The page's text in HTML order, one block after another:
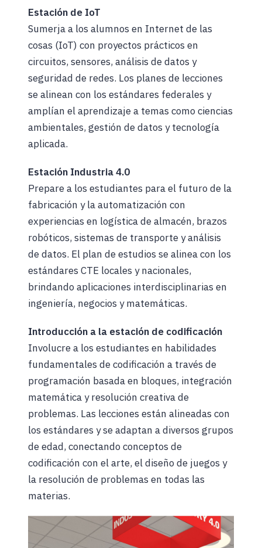
Estación de IoT
Sumerja a los alumnos en Internet de las
cosas (IoT) con proyectos prácticos en
circuitos, sensores, análisis de datos y
seguridad de redes. Los planes de lecciones
se alinean con los estándares federales y
amplían el aprendizaje a temas como ciencias
ambientales, gestión de datos y tecnología
aplicada.
Estación Industria 4.0
Prepare a los estudiantes para el futuro de la
fabricación y la automatización con
experiencias en logística de almacén, brazos
robóticos, sistemas de transporte y análisis
de datos. El plan de estudios se alinea con los
estándares CTE locales y nacionales,
brindando aplicaciones interdisciplinarias en
ingeniería, negocios y matemáticas.
Introducción a la estación de codificación
Involucre a los estudiantes en habilidades
fundamentales de codificación a través de
programación basada en bloques, integración
matemática y resolución creativa de
problemas. Las lecciones están alineadas con
los estándares y se adaptan a diversos grupos
de edad, conectando conceptos de
codificación con el arte, el diseño de juegos y
la resolución de problemas en todas las
materias.